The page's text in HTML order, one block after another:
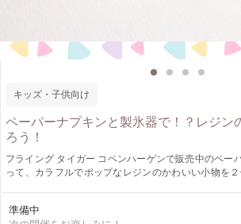
キッズ・子供向け
ペーパーナプキンと製氷器で！？レジン
ろう！
フライング タイガー コペンハーゲンで販売中のペー
って、カラフルでポップなレジンのかわいい小物を２個つく
いきます。それぞれ金具を付けたら完成！ 星型のパ
準備中